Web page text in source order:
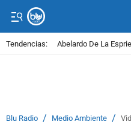
Tendencias: Abelardo De La
Blu Radio / Medio Ambiente /